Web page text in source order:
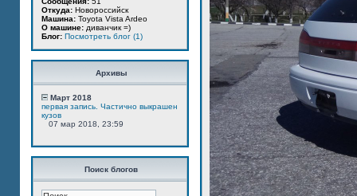
Откуда: Новороссийск
Машина: Toyota Vista Ardeo
О машине: диванчик =)
Блог: Посмотреть блог (1)
Архивы
Март 2018
первая запись. Частично выкрашен
кузов
07 мар 2018, 23:59
Поиск блогов